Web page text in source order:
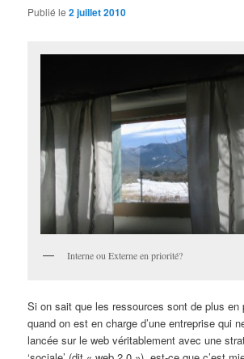
Publié le2 juillet 2010
Interne ou Externe en priorité?
Si on sait que les ressources sont de plus en
quand on est en charge d’une entreprise qui
lancée sur le web véritablement avec une